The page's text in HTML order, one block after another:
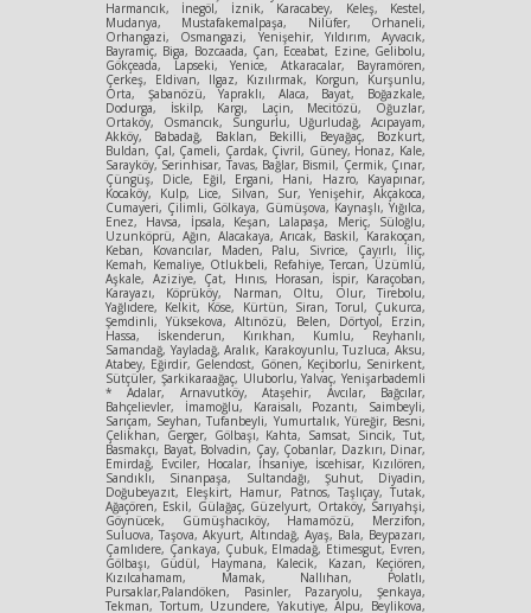
Harmancık, İnegöl, İznik, Karacabey, Keleş, Kestel,
Mudanya, Mustafakemalpaşa, Nilüfer, Orhaneli,
Orhangazi, Osmangazi, Yenişehir, Yıldırım, Ayvacık,
Bayramiç, Biga, Bozcaada, Çan, Eceabat, Ezine, Gelibolu,
Gökçeada, Lapseki, Yenice, Atkaracalar, Bayramören,
Çerkeş, Eldivan, Ilgaz, Kızılırmak, Korgun, Kurşunlu,
Orta, Şabanözü, Yapraklı, Alaca, Bayat, Boğazkale,
Dodurga, İskilp, Kargı, Laçin, Mecitözü, Oğuzlar,
Ortaköy, Osmancık, Sungurlu, Uğurludağ, Acıpayam,
Akköy, Babadağ, Baklan, Bekilli, Beyağaç, Bozkurt,
Buldan, Çal, Çameli, Çardak, Çivril, Güney, Honaz, Kale,
Sarayköy, Serinhisar, Tavas, Bağlar, Bismil, Çermik, Çınar,
Çüngüş, Dicle, Eğil, Ergani, Hani, Hazro, Kayapınar,
Kocaköy, Kulp, Lice, Silvan, Sur, Yenişehir, Akçakoca,
Cumayeri, Çilimli, Gölkaya, Gümüşova, Kaynaşlı, Yığılca,
Enez, Havsa, İpsala, Keşan, Lalapaşa, Meriç, Süloğlu,
Uzunköprü, Ağın, Alacakaya, Arıcak, Baskil, Karakoçan,
Keban, Kovancılar, Maden, Palu, Sivrice, Çayırlı, İliç,
Kemah, Kemaliye, Otlukbeli, Refahiye, Tercan, Üzümlü,
Aşkale, Aziziye, Çat, Hınıs, Horasan, İspir, Karaçoban,
Karayazı, Köprüköy, Narman, Oltu, Olur, Tirebolu,
Yağlıdere, Kelkit, Köse, Kürtün, Siran, Torul, Çukurca,
Şemdinli, Yüksekova, Altınözü, Belen, Dörtyol, Erzin,
Hassa, İskenderun, Kırıkhan, Kumlu, Reyhanlı,
Samandağ, Yayladağ, Aralık, Karakoyunlu, Tuzluca, Aksu,
Atabey, Eğirdir, Gelendost, Gönen, Keçiborlu, Senirkent,
Sütçüler, Şarkikaraağaç, Uluborlu, Yalvaç, Yenişarbademli
* Adalar, Arnavutköy, Ataşehir, Avcılar, Bağcılar,
Bahçelievler, İmamoğlu, Karaisalı, Pozantı, Saimbeyli,
Sarıçam, Seyhan, Tufanbeyli, Yumurtalık, Yüreğir, Besni,
Çelikhan, Gerger, Gölbaşı, Kahta, Samsat, Sincik, Tut,
Basmakçı, Bayat, Bolvadin, Çay, Çobanlar, Dazkırı, Dinar,
Emirdağ, Evciler, Hocalar, İhsaniye, İscehisar, Kızılören,
Sandıklı, Sinanpaşa, Sultandağı, Şuhut, Diyadin,
Doğubeyazıt, Eleşkirt, Hamur, Patnos, Taşlıçay, Tutak,
Ağaçören, Eskil, Gülağaç, Güzelyurt, Ortaköy, Sarıyahşi,
Göynücek, Gümüşhacıköy, Hamamözü, Merzifon,
Suluova, Taşova, Akyurt, Altındağ, Ayaş, Bala, Beypazarı,
Çamlıdere, Çankaya, Çubuk, Elmadağ, Etimesgut, Evren,
Gölbaşı, Güdül, Haymana, Kalecik, Kazan, Keçiören,
Kızılcahamam, Mamak, Nallıhan, Polatlı,
Pursaklar,Palandöken, Pasinler, Pazaryolu, Şenkaya,
Tekman, Tortum, Uzundere, Yakutiye, Alpu, Beylikova,